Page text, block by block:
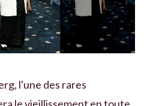
l'une des rares